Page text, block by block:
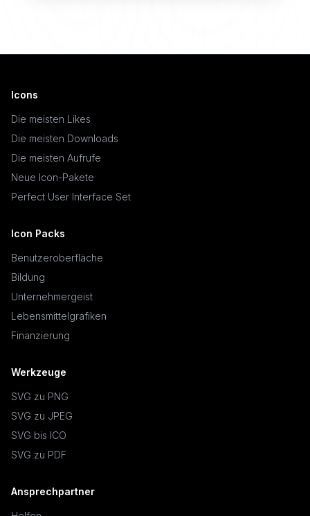
Icons
Die meisten Likes
Die meisten Downloads
Die meisten Aufrufe
Neue Icon-Pakete
Perfect User Interface Set
Icon Packs
Benutzeroberfläche
Bildung
Unternehmergeist
Lebensmittelgrafiken
Finanzierung
Werkzeuge
SVG zu PNG
SVG zu JPEG
SVG bis ICO
SVG zu PDF
Ansprechpartner